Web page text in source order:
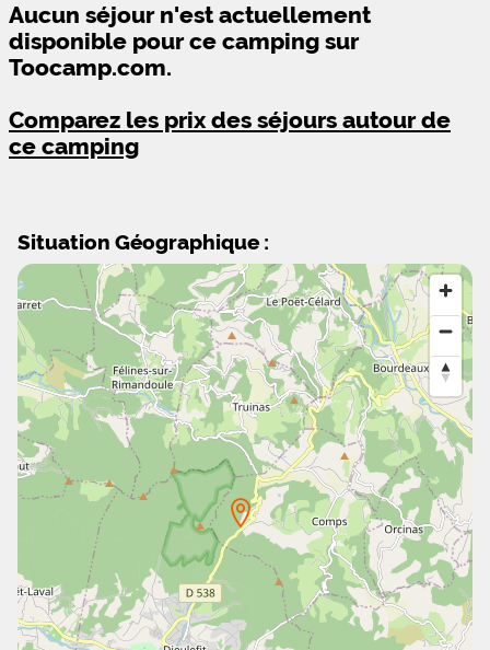
Aucun séjour n'est actuellement
disponible pour ce camping sur
Toocamp.com.
Comparez les prix des séjours autour de
ce camping
Situation Géographique :